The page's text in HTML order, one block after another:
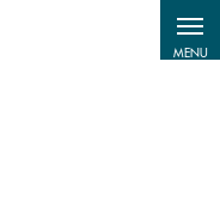
MENU